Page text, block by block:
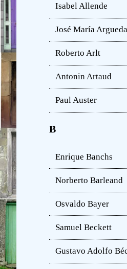
Isabel Allende
José María
Roberto Arlt
Antonin Artaud
Paul Auster
B
Enrique Banchs
Norberto Barleand
Osvaldo Bayer
Samuel Beckett
Gustavo Adolfo